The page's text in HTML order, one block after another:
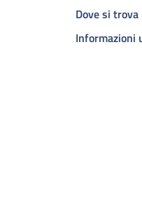
Dove si trova
Informazioni